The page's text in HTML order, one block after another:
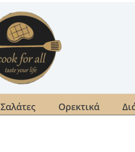
Σαλάτες Ορεκτικά